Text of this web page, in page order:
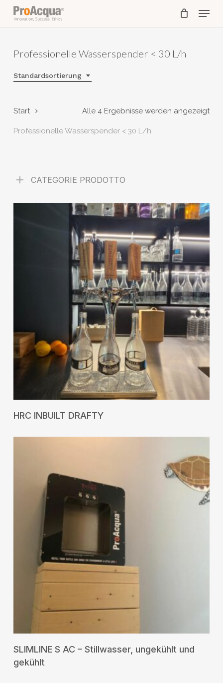
Skip
main
Menu
Professionelle Wasserspender < 30 L/h
Standardsortierung
Alle 4 Ergebnisse werden angezeigt
Start
Professionelle Wasserspender < 30 L/h
CATEGORIE PRODOTTO
HRC INBUILT DRAFTY
RICHIEDI UN PREVENTIVO
SLIMLINE S AC – Stillwasser, ungekühlt und
gekühlt